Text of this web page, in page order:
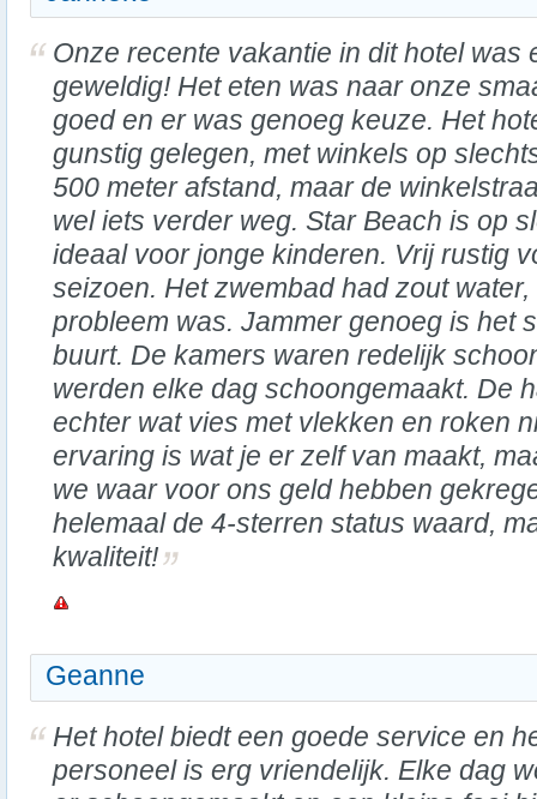
Onze recente vakantie in dit hotel was
geweldig! Het eten was naar onze
goed en er was genoeg keuze. Het
gunstig gelegen, met winkels op
500 meter afstand, maar de
wel iets verder weg. Star Beach is op
ideaal voor jonge kinderen. Vrij rustig
seizoen. Het zwembad had zout
probleem was. Jammer genoeg is het
buurt. De kamers waren redelijk
werden elke dag schoongemaakt. De
echter wat vies met vlekken en roken
ervaring is wat je er zelf van maakt,
we waar voor ons geld hebben
helemaal de 4-sterren status waard,
kwaliteit!
Geanne
Het hotel biedt een goede service en
personeel is erg vriendelijk. Elke dag